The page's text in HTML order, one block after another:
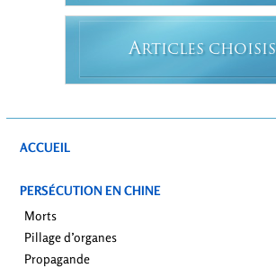
ARTICLES CHOISIS
ACCUEIL
PERSÉCUTION EN CHINE
Morts
Pillage d’organes
Propagande